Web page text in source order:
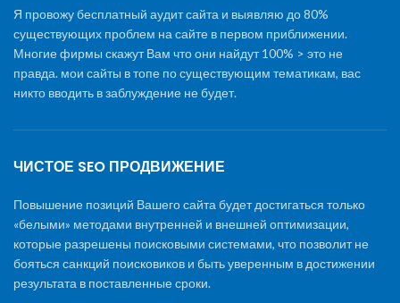
Я провожу бесплатный аудит сайта и выявляю до 80%
существующих проблем на сайте в первом приближении.
Многие фирмы скажут Вам что они найдут 100% > это не
правда. мои сайты в топе по существующим тематикам, вас
никто вводить в заблуждение не будет.
ЧИСТОЕ SEO ПРОДВИЖЕНИЕ
Повышение позиций Вашего сайта будет достигаться только
«белыми» методами внутренней и внешней оптимизации,
которые разрешены поисковыми системами, что позволит не
бояться санкций поисковиков и быть уверенным в достижении
результата в поставленные сроки.